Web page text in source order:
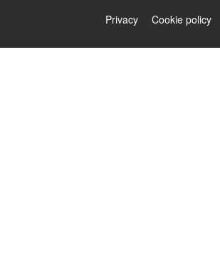
Privacy Cookie policy